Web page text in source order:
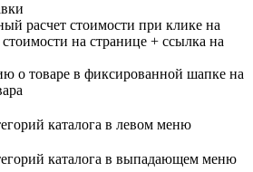
расчет стоимости при клике на
на странице + ссылка на
о товаре в фиксированной шапке на
каталога в левом меню
каталога в выпадающем меню